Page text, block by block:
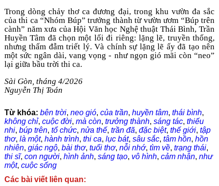
Trong dòng chảy thơ ca đương đại, trong khu vườn đa sắc
của thi ca “Nhóm Búp” trưởng thành từ vườn ươm “Búp trên
cành” năm xưa của Hội Văn học Nghệ thuật Thái Bình, Trần
Huyền Tâm đã chọn một lối đi riêng: lặng lẽ, truyền thống,
nhưng thấm đẫm triết lý. Và chính sự lặng lẽ ấy đã tạo nên
một sức ngân dài, vang vọng - như ngọn gió mãi còn “neo”
lại giữa bầu trời thi ca.
Sài Gòn, tháng 4/2026
Nguyễn Thị Toán
Từ khóa: bên trời, neo gió, của trần, huyền tâm, thái bình,
không chỉ, cuộc đời, mà còn, trưởng thành, sáng tác, thiếu
nhi, búp trên, tổ chức, nửa thế, trần đã, đặc biệt, thế giới, tập
thơ, là một, hành trình, thi ca, lục bát, sâu sắc, tâm hồn, hồn
nhiên, giác ngộ, bài thơ, tuổi thơ, nỗi nhớ, tìm về, trạng thái,
thi sĩ, con người, hình ảnh, sáng tạo, vô hình, cảm nhận, như
một, cuộc sống
Các bài viết liên quan: